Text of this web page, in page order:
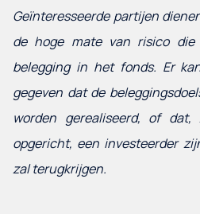
Geïnteresseerde partijen
de hoge mate van risico
belegging in het fonds. Er
gegeven dat de
worden gerealiseerd, of
opgericht, een investeerder
zal terugkrijgen.